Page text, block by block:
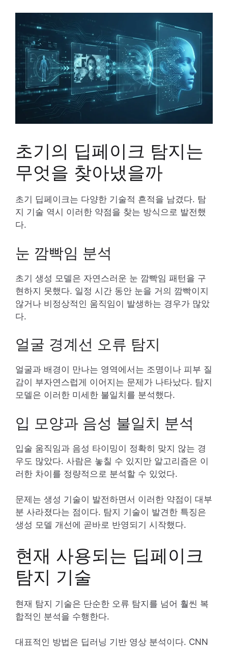
초기의 딥페이크 탐지는
무엇을 찾아냈을까
초기 딥페이크는 다양한 기술적 흔적을 남겼다. 탐
지 기술 역시 이러한 약점을 찾는 방식으로 발전했
다.
눈 깜빡임 분석
초기 생성 모델은 자연스러운 눈 깜빡임 패턴을 구
현하지 못했다. 일정 시간 동안 눈을 거의 깜빡이지
않거나 비정상적인 움직임이 발생하는 경우가 많았
다.
얼굴 경계선 오류 탐지
얼굴과 배경이 만나는 영역에서는 조명이나 피부 질
감이 부자연스럽게 이어지는 문제가 나타났다. 탐지
모델은 이러한 미세한 불일치를 분석했다.
입 모양과 음성 불일치 분석
입술 움직임과 음성 타이밍이 정확히 맞지 않는 경
우도 많았다. 사람은 놓칠 수 있지만 알고리즘은 이
러한 차이를 정량적으로 분석할 수 있었다.
문제는 생성 기술이 발전하면서 이러한 약점이 대부
분 사라졌다는 점이다. 탐지 기술이 발견한 특징은
생성 모델 개선에 곧바로 반영되기 시작했다.
현재 사용되는 딥페이크
탐지 기술
현재 탐지 기술은 단순한 오류 탐지를 넘어 훨씬 복
합적인 분석을 수행한다.
대표적인 방법은 딥러닝 기반 영상 분석이다. CNN